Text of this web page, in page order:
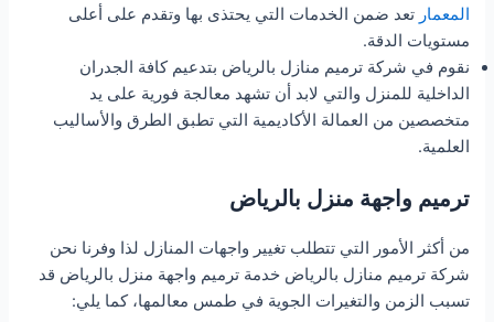
المعمارتعد ضمن الخدمات التي يحتذى بها وتقدم على أعلى
مستويات الدقة.
نقوم في شركة ترميم منازل بالرياض بتدعيم كافة الجدران
الداخلية للمنزل والتي لابد أن تشهد معالجة فورية على يد
متخصصين من العمالة الأكاديمية التي تطبق الطرق والأساليب
العلمية.
ترميم واجهة منزل بالرياض
من أكثر الأمور التي تتطلب تغيير واجهات المنازل لذا وفرنا نحن
شركة ترميم منازل بالرياض خدمة ترميم واجهة منزل بالرياض قد
تسبب الزمن والتغيرات الجوية في طمس معالمها، كما يلي: